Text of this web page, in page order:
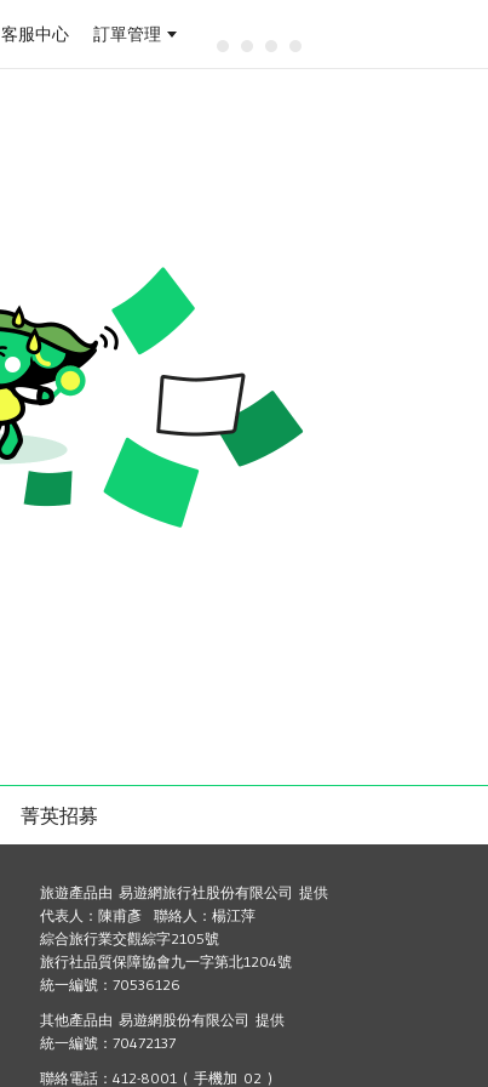
客服中心 訂單管理
菁英招募
旅遊產品由 易遊網旅行社股份有限公司 提供
代表人：陳甫彥 聯絡人：楊江萍
綜合旅行業交觀綜字2105號
旅行社品質保障協會九一字第北1204號
統一編號：70536126
其他產品由 易遊網股份有限公司 提供
統一編號：70472137
聯絡電話：412-8001 ( 手機加 02 )